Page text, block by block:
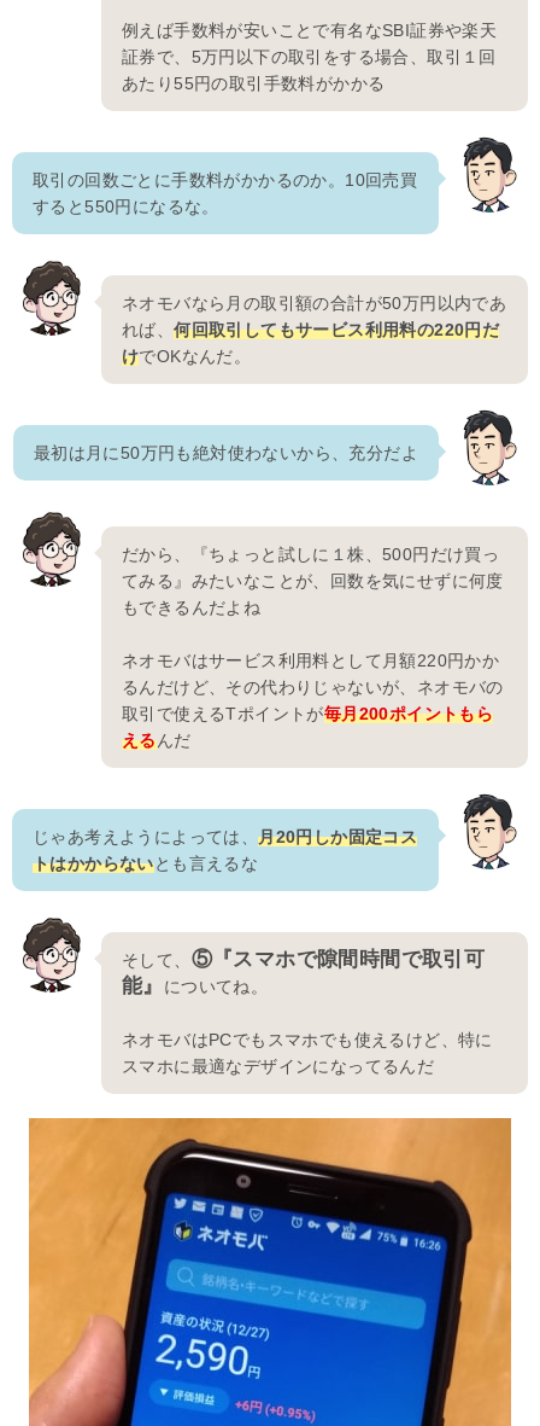
例えば手数料が安いことで有名なSBI証券や楽天
証券で、5万円以下の取引をする場合、取引１回
あたり55円の取引手数料がかかる
取引の回数ごとに手数料がかかるのか。10回売買
すると550円になるな。
ネオモバなら月の取引額の合計が50万円以内であ
れば、何回取引してもサービス利用料の220円だ
けでOKなんだ。
最初は月に50万円も絶対使わないから、充分だよ
だから、『ちょっと試しに１株、500円だけ買っ
てみる』みたいなことが、回数を気にせずに何度
もできるんだよね
ネオモバはサービス利用料として月額220円かか
るんだけど、その代わりじゃないが、ネオモバの
取引で使えるTポイントが毎月200ポイントもら
えるんだ
じゃあ考えようによっては、月20円しか固定コス
トはかからないとも言えるな
そして、 ⑤『スマホで隙間時間で取引可
能』
についてね。
ネオモバはPCでもスマホでも使えるけど、特に
スマホに最適なデザインになってるんだ